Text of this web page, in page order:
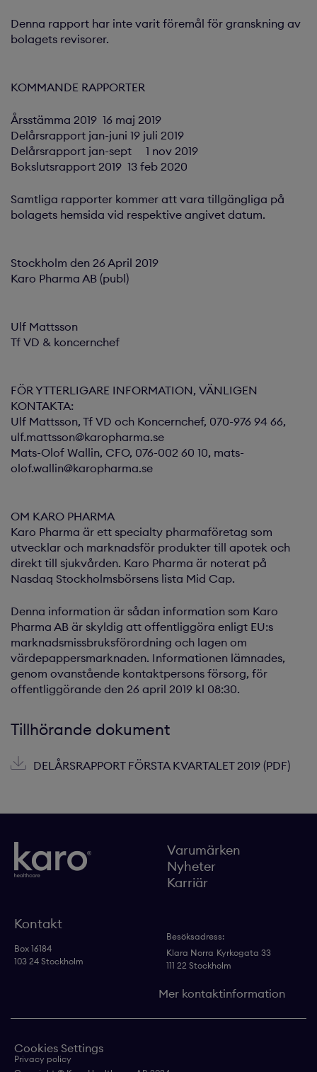
Denna rapport har inte varit föremål för granskning av
bolagets revisorer.
KOMMANDE RAPPORTER
Årsstämma 2019 16 maj 2019
Delårsrapport jan-juni 19 juli 2019
Delårsrapport jan-sept 1 nov 2019
Bokslutsrapport 2019 13 feb 2020
Samtliga rapporter kommer att vara tillgängliga på
bolagets hemsida vid respektive angivet datum.
Stockholm den 26 April 2019
Karo Pharma AB (publ)
Ulf Mattsson
Tf VD & koncernchef
FÖR YTTERLIGARE INFORMATION, VÄNLIGEN
KONTAKTA:
Ulf Mattsson, Tf VD och Koncernchef, 070-976 94 66,
ulf.mattsson@karopharma.se
Mats-Olof Wallin, CFO, 076-002 60 10, mats-
olof.wallin@karopharma.se
OM KARO PHARMA
Karo Pharma är ett specialty pharmaföretag som
utvecklar och marknadsför produkter till apotek och
direkt till sjukvården. Karo Pharma är noterat på
Nasdaq Stockholmsbörsens lista Mid Cap.
Denna information är sådan information som Karo
Pharma AB är skyldig att offentliggöra enligt EU:s
marknadsmissbruksförordning och lagen om
värdepappersmarknaden. Informationen lämnades,
genom ovanstående kontaktpersons försorg, för
offentliggörande den 26 april 2019 kl 08:30.
Tillhörande dokument
DELÅRSRAPPORT FÖRSTA KVARTALET 2019 (PDF)
Varumärken
Nyheter
Karriär
Kontakt
Box 16184
103 24 Stockholm
Besöksadress:
Klara Norra Kyrkogata 33
111 22 Stockholm
Mer kontaktinformation
Cookies Settings
Privacy policy